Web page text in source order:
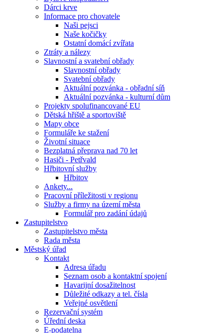
Dárci krve
Informace pro chovatele
Naši pejsci
Naše kočičky
Ostatní domácí zvířata
Ztráty a nálezy
Slavnostní a svatební obřady
Slavnostní obřady
Svatební obřady
Aktuální pozvánka - obřadní síň
Aktuální pozvánka - kulturní dům
Projekty spolufinancované EU
Dětská hřiště a sportoviště
Mapy obce
Formuláře ke stažení
Životní situace
Bezplatná přeprava nad 70 let
Hasiči - Petřvald
Hřbitovní služby
Hřbitov
Ankety...
Pracovní příležitosti v regionu
Služby a firmy na území města
Formulář pro zadání údajů
Zastupitelstvo
Zastupitelstvo města
Rada města
Městský úřad
Kontakt
Adresa úřadu
Seznam osob a kontaktní spojení
Havarijní dosažitelnost
Důležité odkazy a tel. čísla
Veřejné osvětlení
Rezervační systém
Úřední deska
E-podatelna